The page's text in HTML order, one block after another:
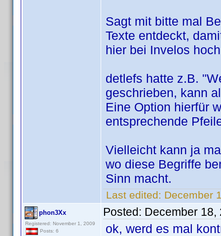
Sagt mit bitte mal
Texte entdeckt,
hier bei Invelos
detlefs hatte z.B.
geschrieben, kann
Eine Option hierfür
entsprechende
Vielleicht kann ja
wo diese Begriffe
Sinn macht.
Last edited: December
phon3Xx
Registered: November 1, 2009
Posts: 6
Posted: December 18,
ok, werd es mal